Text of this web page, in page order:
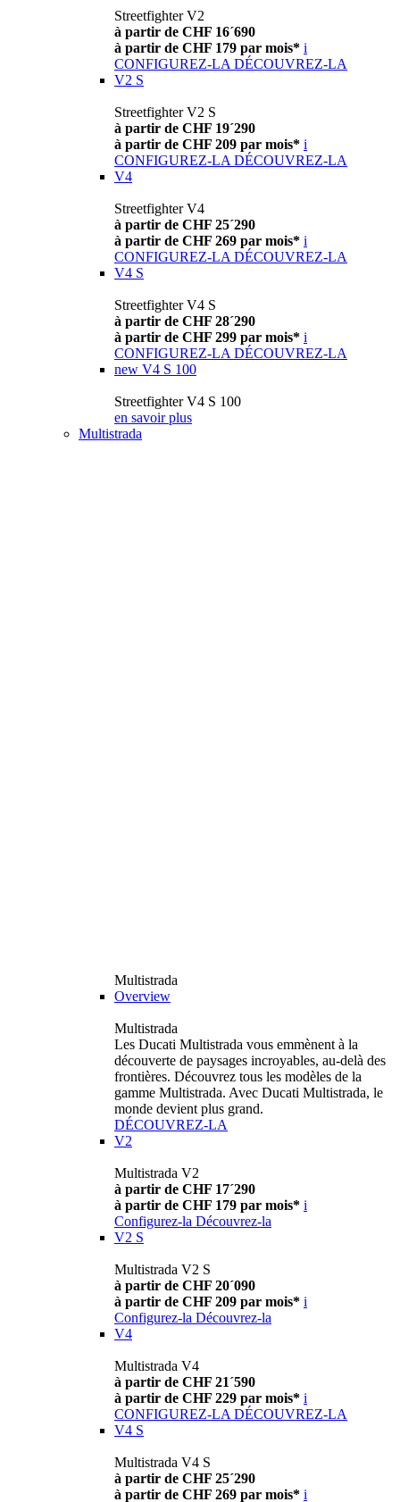
Streetfighter V2
à partir de CHF 16´690
à partir de CHF 179 par mois* i
CONFIGUREZ-LA DÉCOUVREZ-LA
V2 S
Streetfighter V2 S
à partir de CHF 19´290
à partir de CHF 209 par mois* i
CONFIGUREZ-LA DÉCOUVREZ-LA
V4
Streetfighter V4
à partir de CHF 25´290
à partir de CHF 269 par mois* i
CONFIGUREZ-LA DÉCOUVREZ-LA
V4 S
Streetfighter V4 S
à partir de CHF 28´290
à partir de CHF 299 par mois* i
CONFIGUREZ-LA DÉCOUVREZ-LA
new V4 S 100
Streetfighter V4 S 100
en savoir plus
Multistrada
Multistrada
Overview
Multistrada
Les Ducati Multistrada vous emmènent à la
découverte de paysages incroyables, au-delà des
frontières. Découvrez tous les modèles de la
gamme Multistrada. Avec Ducati Multistrada, le
monde devient plus grand.
DÉCOUVREZ-LA
V2
Multistrada V2
à partir de CHF 17´290
à partir de CHF 179 par mois* i
Configurez-la Découvrez-la
V2 S
Multistrada V2 S
à partir de CHF 20´090
à partir de CHF 209 par mois* i
Configurez-la Découvrez-la
V4
Multistrada V4
à partir de CHF 21´590
à partir de CHF 229 par mois* i
CONFIGUREZ-LA DÉCOUVREZ-LA
V4 S
Multistrada V4 S
à partir de CHF 25´290
à partir de CHF 269 par mois* i